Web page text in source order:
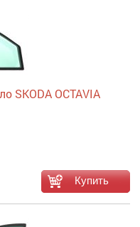
SKODA OCTAVIA